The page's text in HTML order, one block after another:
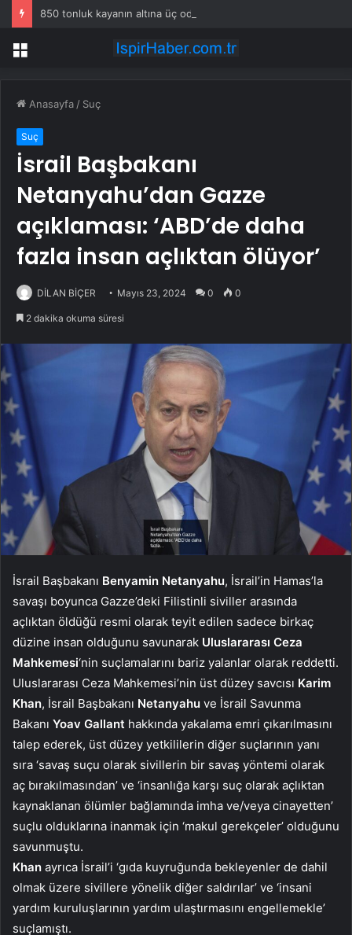
850 tonluk kayanın altına üç odalı ev inşa etti
Menü
Anasayfa / Suç
Suç
İsrail Başbakanı
Netanyahu’dan Gazze
açıklaması: ‘ABD’de daha
fazla insan açlıktan ölüyor’
DİLAN BİÇER Mayıs 23, 2024 0 0
2 dakika okuma süresi
İsrail Başbakanı Benyamin Netanyahu, İsrail’in Hamas’la
savaşı boyunca Gazze’deki Filistinli siviller arasında
açlıktan öldüğü resmi olarak teyit edilen sadece birkaç
düzine insan olduğunu savunarak Uluslararası Ceza
Mahkemesi‘nin suçlamalarını bariz yalanlar olarak reddetti.
Uluslararası Ceza Mahkemesi’nin üst düzey savcısı Karim
Khan, İsrail Başbakanı Netanyahu ve İsrail Savunma
Bakanı Yoav Gallant hakkında yakalama emri çıkarılmasını
talep ederek, üst düzey yetkililerin diğer suçlarının yanı
sıra ‘savaş suçu olarak sivillerin bir savaş yöntemi olarak
aç bırakılmasından’ ve ‘insanlığa karşı suç olarak açlıktan
kaynaklanan ölümler bağlamında imha ve/veya cinayetten’
suçlu olduklarına inanmak için ‘makul gerekçeler’ olduğunu
savunmuştu.
Khan ayrıca İsrail’i ‘gıda kuyruğunda bekleyenler de dahil
olmak üzere sivillere yönelik diğer saldırılar’ ve ‘insani
yardım kuruluşlarının yardım ulaştırmasını engellemekle’
suçlamıştı.